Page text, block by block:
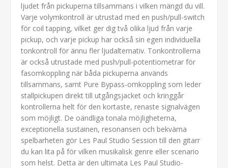
ljudet från pickuperna tillsammans i vilken mängd du vill.
Varje volymkontroll är utrustad med en push/pull-switch
för coil tapping, vilket ger dig två olika ljud från varje
pickup, och varje pickup har också sin egen individuella
tonkontroll för ännu fler ljudalternativ. Tonkontrollerna
är också utrustade med push/pull-potentiometrar för
fasomkoppling när båda pickuperna används
tillsammans, samt Pure Bypass-omkoppling som leder
stallpickupen direkt till utgångsjacket och kringgår
kontrollerna helt för den kortaste, renaste signalvägen
som möjligt. De oändliga tonala möjligheterna,
exceptionella sustainen, resonansen och bekväma
spelbarheten gör Les Paul Studio Session till den gitarr
du kan lita på för vilken musikalisk genre eller scenario
som helst. Detta är den ultimata Les Paul Studio-